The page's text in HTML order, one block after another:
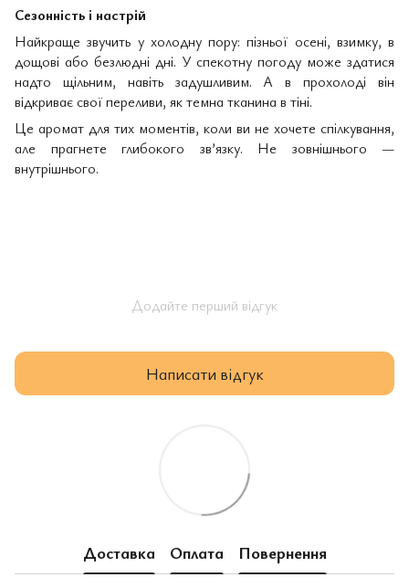
Сезонність і настрій
Найкраще звучить у холодну пору: пізньої осені, взимку, в
дощові або безлюдні дні. У спекотну погоду може здатися
надто щільним, навіть задушливим. А в прохолоді він
відкриває свої переливи, як темна тканина в тіні.
Це аромат для тих моментів, коли ви не хочете спілкування,
але прагнете глибокого зв’язку. Не зовнішнього —
внутрішнього.
Додайте перший відгук
Написати відгук
Доставка Оплата Повернення